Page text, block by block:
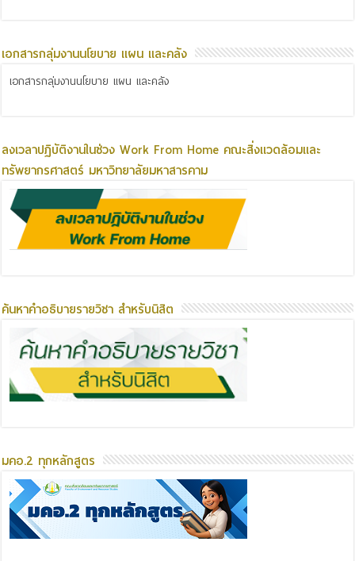
เอกสารกลุ่มงานนโยบาย แผน และคลัง
เอกสารกลุ่มงานนโยบาย แผน และคลัง
ลงเวลาปฏิบัติงานในช่วง Work From Home คณะสิ่งแวดล้อมและ
ทรัพยากรศาสตร์ มหาวิทยาลัยมหาสารคาม
ค้นหาคำอธิบายรายวิชา สำหรับนิสิต
มคอ.2 ทุกหลักสูตร